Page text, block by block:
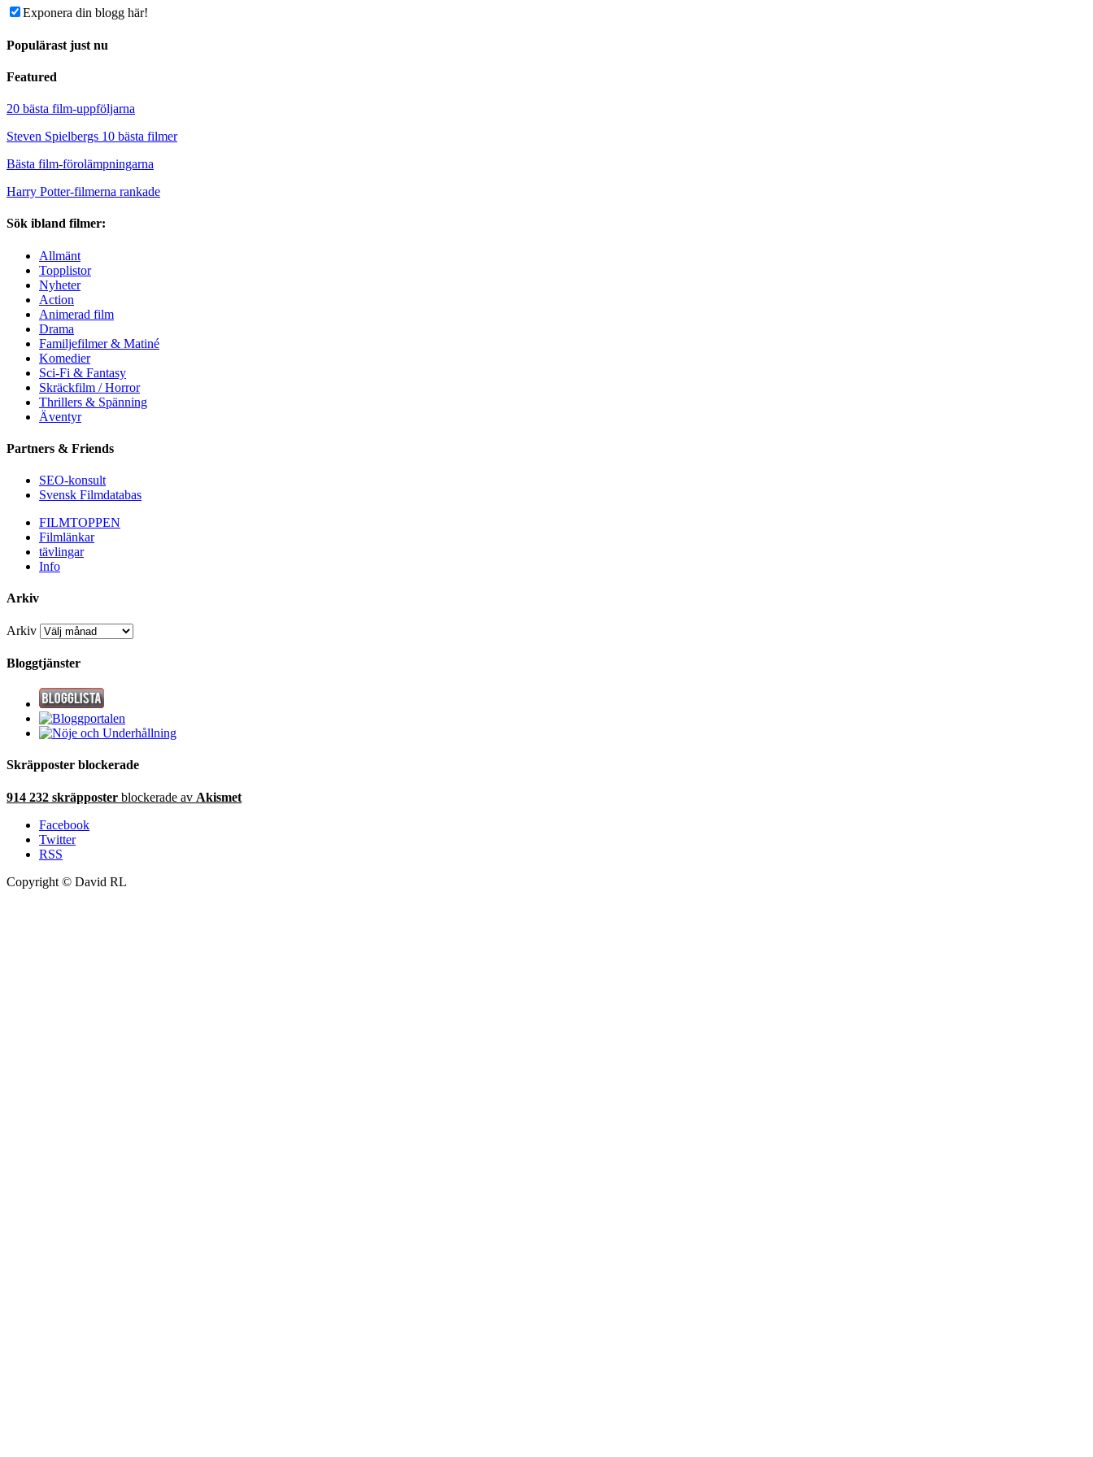
Exponera din blogg här!
Populärast just nu
Featured
20 bästa film-uppföljarna
Steven Spielbergs 10 bästa filmer
Bästa film-förolämpningarna
Harry Potter-filmerna rankade
Sök ibland filmer:
Allmänt
Topplistor
Nyheter
Action
Animerad film
Drama
Familjefilmer & Matiné
Komedier
Sci-Fi & Fantasy
Skräckfilm / Horror
Thrillers & Spänning
Äventyr
Partners & Friends
SEO-konsult
Svensk Filmdatabas
FILMTOPPEN
Filmlänkar
tävlingar
Info
Arkiv
Arkiv
Bloggtjänster
Skräpposter blockerade
914 232 skräpposter blockerade av Akismet
Facebook
Twitter
RSS
Copyright © David RL